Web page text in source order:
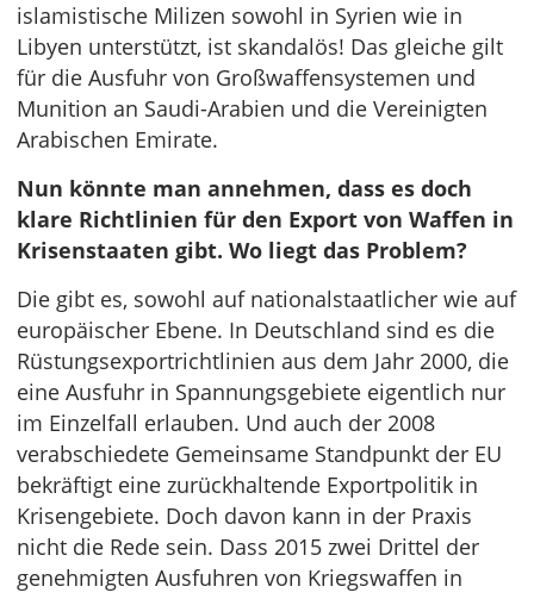
islamistische Milizen sowohl in Syrien wie in
Libyen unterstützt, ist skandalös! Das gleiche gilt
für die Ausfuhr von Großwaffensystemen und
Munition an Saudi-Arabien und die Vereinigten
Arabischen Emirate.
Nun könnte man annehmen, dass es doch
klare Richtlinien für den Export von Waffen in
Krisenstaaten gibt. Wo liegt das Problem?
Die gibt es, sowohl auf nationalstaatlicher wie auf
europäischer Ebene. In Deutschland sind es die
Rüstungsexportrichtlinien aus dem Jahr 2000, die
eine Ausfuhr in Spannungsgebiete eigentlich nur
im Einzelfall erlauben. Und auch der 2008
verabschiedete Gemeinsame Standpunkt der EU
bekräftigt eine zurückhaltende Exportpolitik in
Krisengebiete. Doch davon kann in der Praxis
nicht die Rede sein. Dass 2015 zwei Drittel der
genehmigten Ausfuhren von Kriegswaffen in